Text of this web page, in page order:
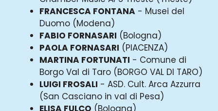
FRANCESCA FONTANA - Musei del
Duomo (Modena)
FABIO FORNASARI (Bologna)
PAOLA FORNASARI (PIACENZA)
MARTINA FORTUNATI - Comune di
Borgo Val di Taro (BORGO VAL DI TARO)
LUIGI FROSALI - ASD. Cult. Arca Azzurra
(San Casciano in val di Pesa)
ELISA FULCO (Bologna)